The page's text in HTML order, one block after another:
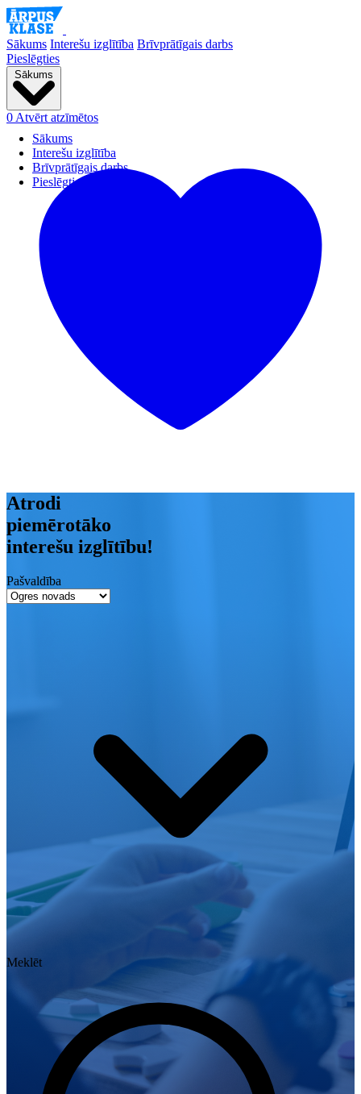
Sākums Interešu izglītība Brīvprātīgais darbs
Pieslēgties
Sākums
Sākums
Interešu izglītība
Brīvprātīgais darbs
Pieslēgties
0 Atvērt atzīmētos
Atrodi
piemērotāko
interešu izglītību!
Pašvaldība
Meklēt